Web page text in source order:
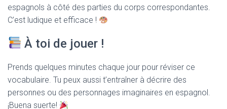
espagnols à côté des parties du corps correspondantes.
C’est ludique et efficace !
À toi de jouer !
Prends quelques minutes chaque jour pour réviser ce
vocabulaire. Tu peux aussi t’entraîner à décrire des
personnes ou des personnages imaginaires en espagnol.
¡Buena suerte!